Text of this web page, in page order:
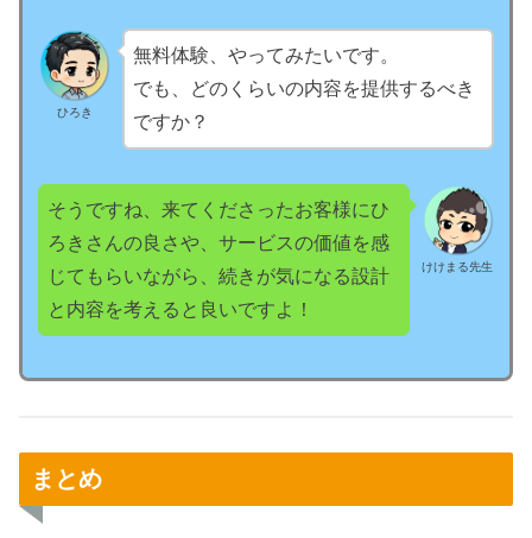
ひろき
無料体験、やってみたいです。
でも、どのくらいの内容を提供するべき
ですか？
けけまる先生
そうですね、来てくださったお客様にひ
ろきさんの良さや、サービスの価値を感
じてもらいながら、続きが気になる設計
と内容を考えると良いですよ！
まとめ